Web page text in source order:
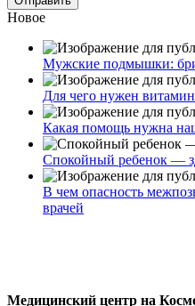
Новое
Мужские подмышки:
Для чего нужен
Какая помощь нужна
Спокойный ребенок —
В чем опасность
врачей
Медицинский центр на